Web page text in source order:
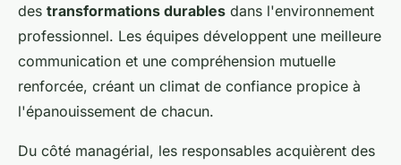
des transformations durables dans l'environnement
professionnel. Les équipes développent une meilleure
communication et une compréhension mutuelle
renforcée, créant un climat de confiance propice à
l'épanouissement de chacun.
Du côté managérial, les responsables acquièrent des